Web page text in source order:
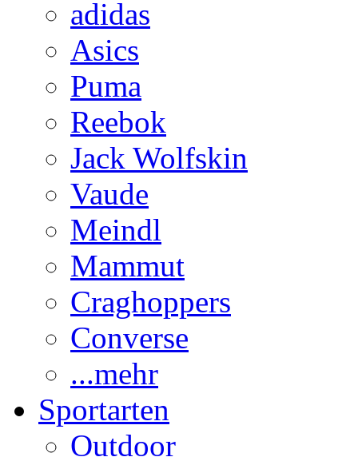
adidas
Asics
Puma
Reebok
Jack Wolfskin
Vaude
Meindl
Mammut
Craghoppers
Converse
...mehr
Sportarten
Outdoor